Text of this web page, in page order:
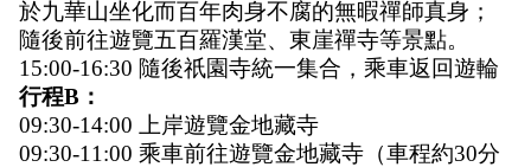
於九華山坐化而百年肉身不腐的無暇禪師真身；
隨後前往遊覽五百羅漢堂、東崖禪寺等景點。
15:00-16:30 隨後祇園寺統一集合，乘車返回遊輪
行程B：
09:30-14:00 上岸遊覽金地藏寺
09:30-11:00 乘車前往遊覽金地藏寺（車程約30分